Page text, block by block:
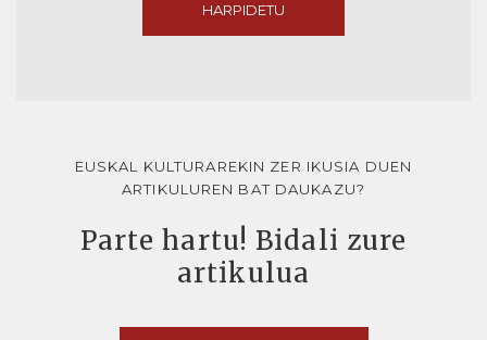
HARPIDETU
EUSKAL KULTURAREKIN ZER IKUSIA DUEN
ARTIKULUREN BAT DAUKAZU?
Parte hartu! Bidali zure
artikulua